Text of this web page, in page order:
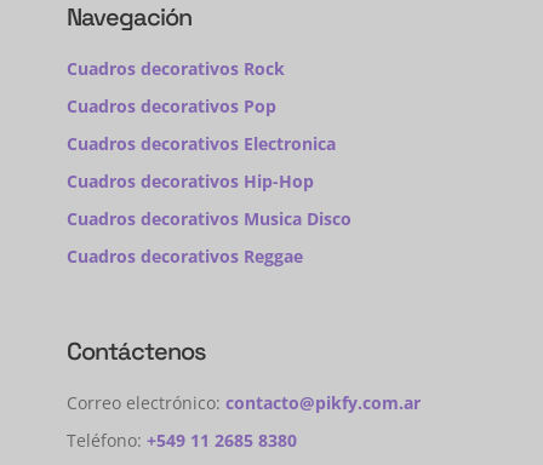
Navegación
Cuadros decorativos Rock
Cuadros decorativos Pop
Cuadros decorativos Electronica
Cuadros decorativos Hip-Hop
Cuadros decorativos Musica Disco
Cuadros decorativos Reggae
Contáctenos
Correo electrónico: contacto@pikfy.com.ar
Teléfono: +549 11 2685 8380